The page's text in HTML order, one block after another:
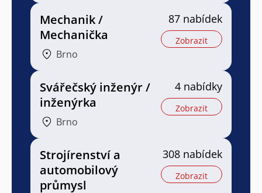
Mechanik /
Mechanička
Brno
87 nabídek
Zobrazit
Svářečský inženýr /
inženýrka
Brno
4 nabídky
Zobrazit
Strojírenství a
automobilový
průmysl
308 nabídek
Zobrazit